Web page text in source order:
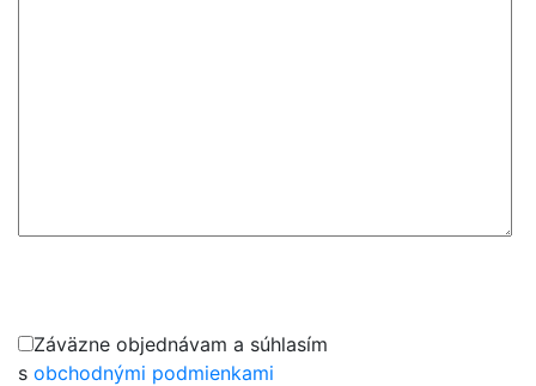
Záväzne objednávam a súhlasím
s obchodnými podmienkami